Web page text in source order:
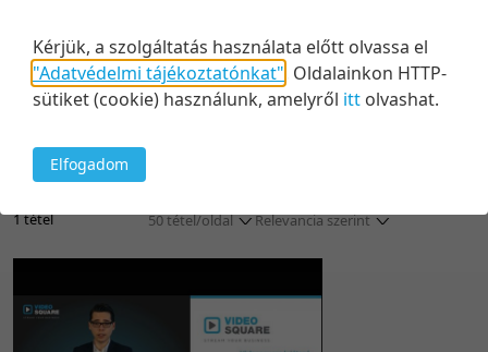
Keresés
Relevancia szerint
Relevancia szerint
Kezdés/felvétel dátuma szerint
1 tétel
50 tétel/oldal
5 tétel/oldal
20 tétel/oldal
Kérjük, a szolgáltatás használata előtt olvassa el
"Adatvédelmi tájékoztatónkat" Oldalainkon HTTP-
sütiket (cookie) használunk, amelyről itt olvashat.
Elfogadom